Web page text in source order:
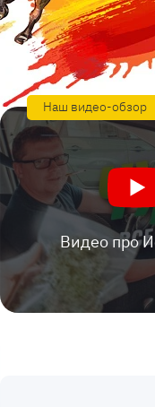
Наш видео-обзор
Видео про